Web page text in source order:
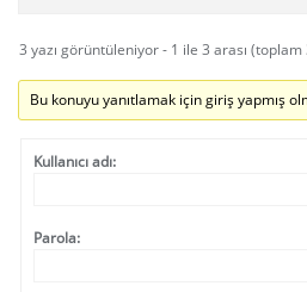
3 yazı görüntüleniyor - 1 ile 3 arası (toplam
Bu konuyu yanıtlamak için giriş yapmış
Kullanıcı adı:
Parola: